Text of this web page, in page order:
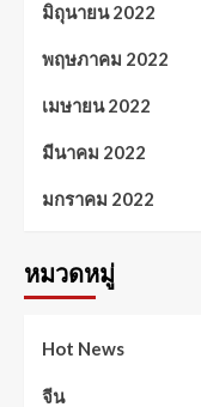
มิถุนายน 2022
พฤษภาคม 2022
เมษายน 2022
มีนาคม 2022
มกราคม 2022
หมวดหมู่
Hot News
จีน